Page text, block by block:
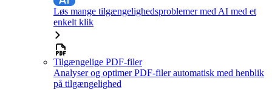
Løs mange tilgængelighedsproblemer med AI med et
enkelt klik
Tilgængelige PDF-filer
Analyser og optimer PDF-filer automatisk med henblik
på tilgængelighed